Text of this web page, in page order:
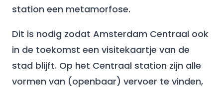
station een metamorfose.
Dit is nodig zodat Amsterdam Centraal ook
in de toekomst een visitekaartje van de
stad blijft. Op het Centraal station zijn alle
vormen van (openbaar) vervoer te vinden,